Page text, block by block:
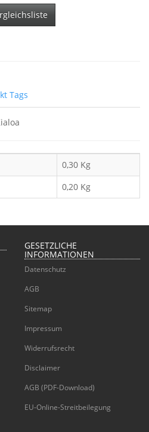
Tags
0,30 Kg
0,20 Kg
GESETZLICHE
INFORMATIONEN
Datenschutz
AGB
Sitemap
Impressum
Widerrufsrecht
Disclaimer
AGB (PDF-Download)
EU-Online-Streitbeilegung